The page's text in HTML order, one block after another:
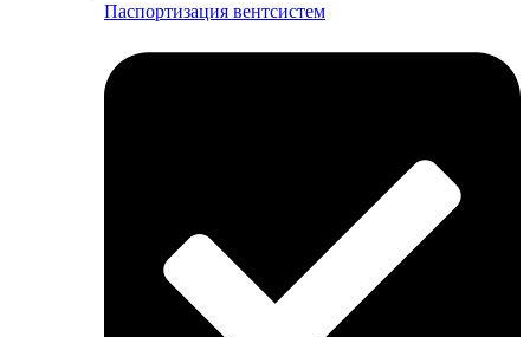
Паспортизация вентсистем